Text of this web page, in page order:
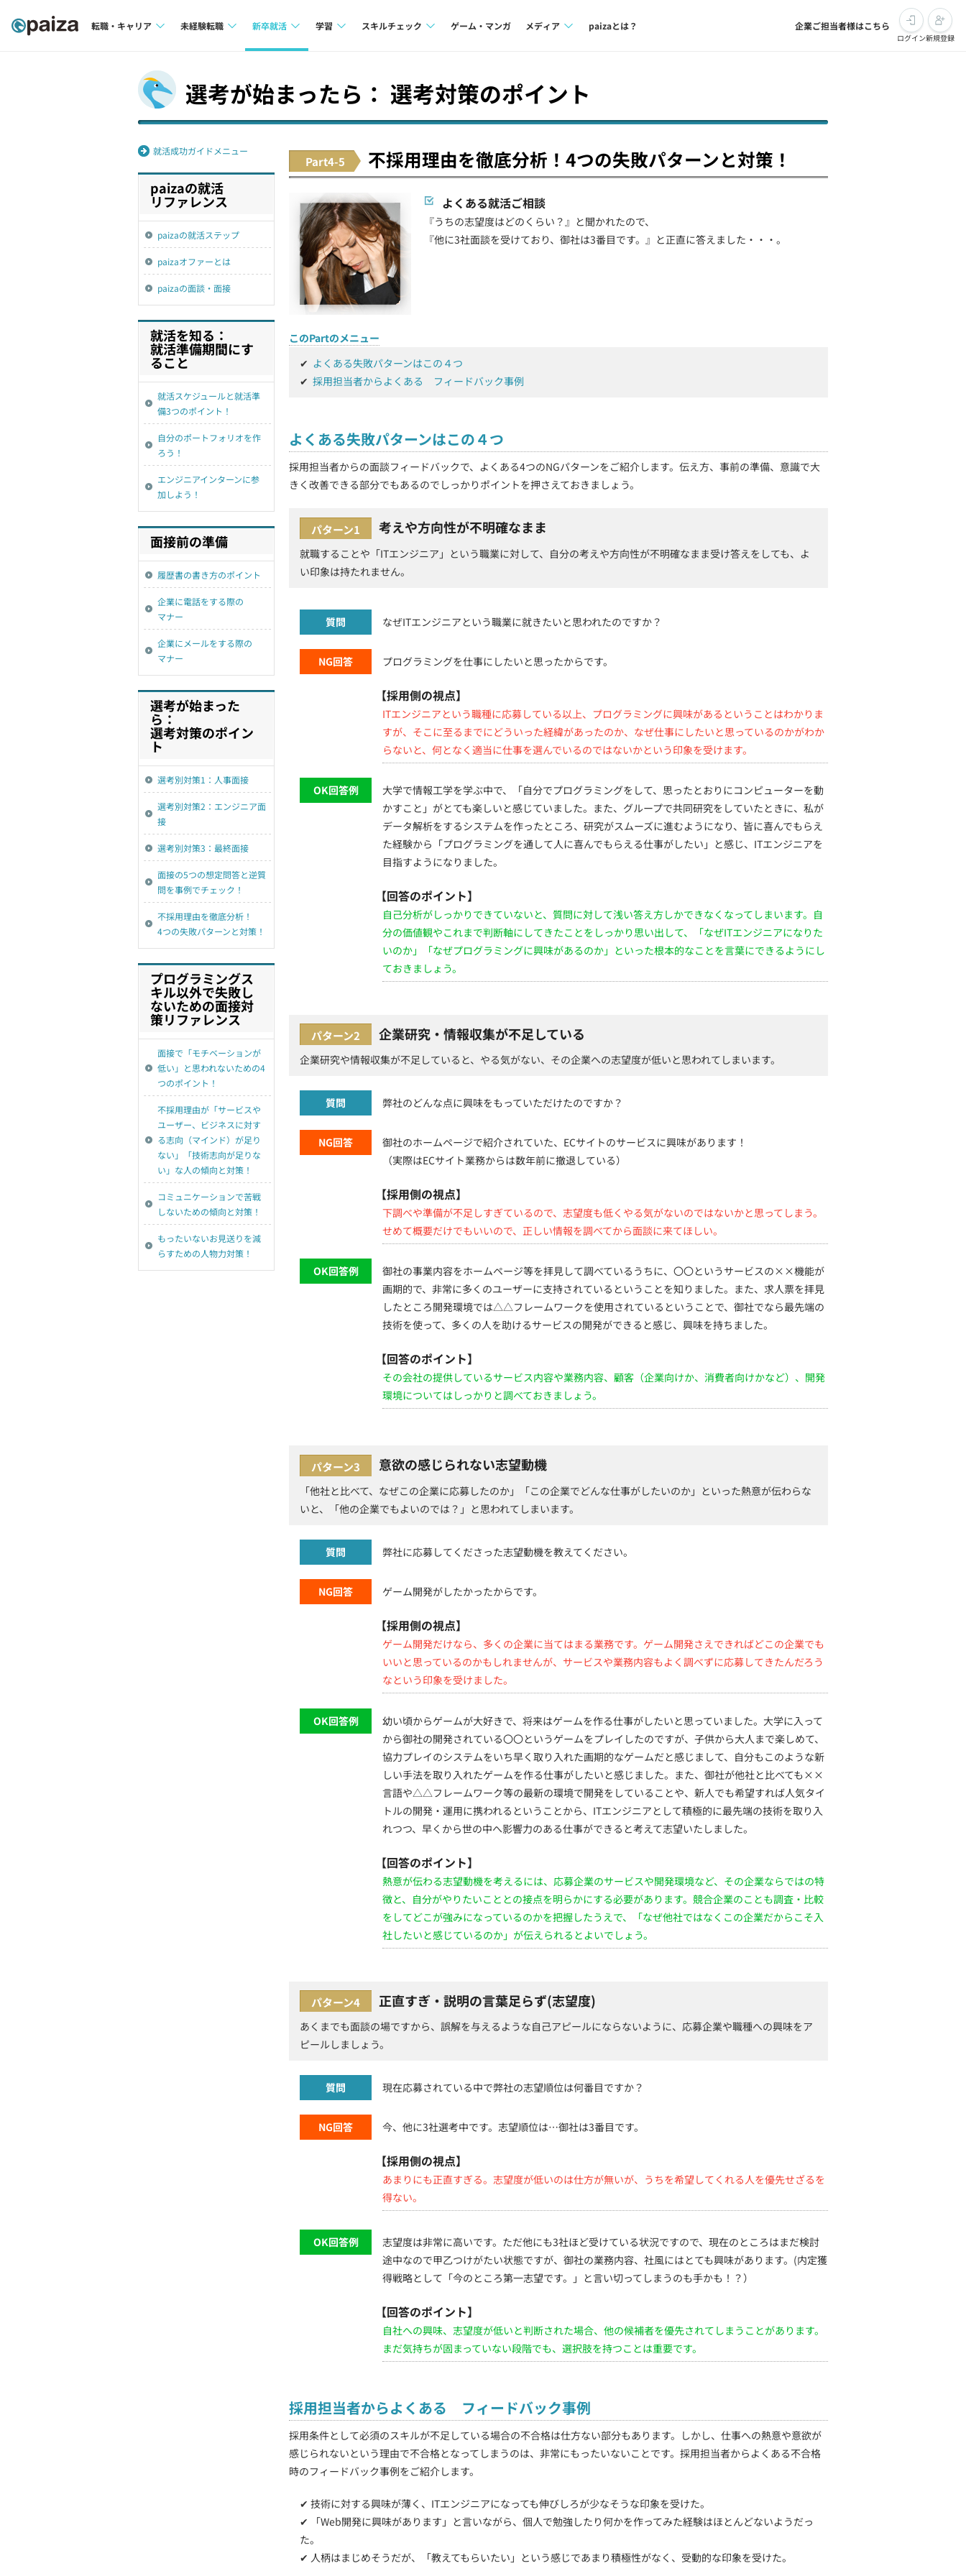
転職・キャリア
インタビュー
未経験転職
インタビュー
新卒就活
本選考
新卒エージェント
インタビュー
就活成功ガイド
学習
問題集
ナレッジ
プラン
個人向けプラン
法人向けプラン
学校向けプラン
契約内容・クーポン
スキルチェック
SQL
再チャレンジ結果一覧
ゲーム・マンガ メディア
paiza times
paizaとは？ 企業ご担当者様はこちら
ログイン新規登録
選考が始まったら： 選考対策のポイント
Part4-5 不採用理由を徹底分析！4つの失敗パターンと対策！
よくある就活ご相談
『うちの志望度はどのくらい？』と聞かれたので、
『他に3社面談を受けており、御社は3番目です。』と正直に答えました・・・。
このPartのメニュー
✔ よくある失敗パターンはこの４つ
✔ 採用担当者からよくある フィードバック事例
よくある失敗パターンはこの４つ
採用担当者からの面談フィードバックで、よくある4つのNGパターンをご紹介します。伝え方、事前の準備、意識で大
きく改善できる部分でもあるのでしっかりポイントを押さえておきましょう。
パターン1 考えや方向性が不明確なまま
就職することや「ITエンジニア」という職業に対して、自分の考えや方向性が不明確なまま受け答えをしても、よ
い印象は持たれません。
質問 なぜITエンジニアという職業に就きたいと思われたのですか？
NG回答 プログラミングを仕事にしたいと思ったからです。
【採用側の視点】
ITエンジニアという職種に応募している以上、プログラミングに興味があるということはわかりま
すが、そこに至るまでにどういった経緯があったのか、なぜ仕事にしたいと思っているのかがわか
らないと、何となく適当に仕事を選んでいるのではないかという印象を受けます。
OK回答例
大学で情報工学を学ぶ中で、「自分でプログラミングをして、思ったとおりにコンピューターを動
かすこと」がとても楽しいと感じていました。また、グループで共同研究をしていたときに、私が
データ解析をするシステムを作ったところ、研究がスムーズに進むようになり、皆に喜んでもらえ
た経験から「プログラミングを通して人に喜んでもらえる仕事がしたい」と感じ、ITエンジニアを
目指すようになりました。
【回答のポイント】
自己分析がしっかりできていないと、質問に対して浅い答え方しかできなくなってしまいます。自
分の価値観やこれまで判断軸にしてきたことをしっかり思い出して、「なぜITエンジニアになりた
いのか」「なぜプログラミングに興味があるのか」といった根本的なことを言葉にできるようにし
ておきましょう。
パターン2 企業研究・情報収集が不足している
企業研究や情報収集が不足していると、やる気がない、その企業への志望度が低いと思われてしまいます。
質問 弊社のどんな点に興味をもっていただけたのですか？
NG回答
御社のホームページで紹介されていた、ECサイトのサービスに興味があります！
（実際はECサイト業務からは数年前に撤退している）
【採用側の視点】
下調べや準備が不足しすぎているので、志望度も低くやる気がないのではないかと思ってしまう。
せめて概要だけでもいいので、正しい情報を調べてから面談に来てほしい。
OK回答例
御社の事業内容をホームページ等を拝見して調べているうちに、〇〇というサービスの××機能が
画期的で、非常に多くのユーザーに支持されているということを知りました。また、求人票を拝見
したところ開発環境では△△フレームワークを使用されているということで、御社でなら最先端の
技術を使って、多くの人を助けるサービスの開発ができると感じ、興味を持ちました。
【回答のポイント】
その会社の提供しているサービス内容や業務内容、顧客（企業向けか、消費者向けかなど）、開発
環境についてはしっかりと調べておきましょう。
パターン3 意欲の感じられない志望動機
「他社と比べて、なぜこの企業に応募したのか」「この企業でどんな仕事がしたいのか」といった熱意が伝わらな
いと、「他の企業でもよいのでは？」と思われてしまいます。
質問 弊社に応募してくださった志望動機を教えてください。
NG回答 ゲーム開発がしたかったからです。
【採用側の視点】
ゲーム開発だけなら、多くの企業に当てはまる業務です。ゲーム開発さえできればどこの企業でも
いいと思っているのかもしれませんが、サービスや業務内容もよく調べずに応募してきたんだろう
なという印象を受けました。
OK回答例
幼い頃からゲームが大好きで、将来はゲームを作る仕事がしたいと思っていました。大学に入って
から御社の開発されている〇〇というゲームをプレイしたのですが、子供から大人まで楽しめて、
協力プレイのシステムをいち早く取り入れた画期的なゲームだと感じまして、自分もこのような新
しい手法を取り入れたゲームを作る仕事がしたいと感じました。また、御社が他社と比べても××
言語や△△フレームワーク等の最新の環境で開発をしていることや、新人でも希望すれば人気タイ
トルの開発・運用に携われるということから、ITエンジニアとして積極的に最先端の技術を取り入
れつつ、早くから世の中へ影響力のある仕事ができると考えて志望いたしました。
【回答のポイント】
熱意が伝わる志望動機を考えるには、応募企業のサービスや開発環境など、その企業ならではの特
徴と、自分がやりたいこととの接点を明らかにする必要があります。競合企業のことも調査・比較
をしてどこが強みになっているのかを把握したうえで、「なぜ他社ではなくこの企業だからこそ入
社したいと感じているのか」が伝えられるとよいでしょう。
パターン4 正直すぎ・説明の言葉足らず(志望度)
あくまでも面談の場ですから、誤解を与えるような自己アピールにならないように、応募企業や職種への興味をア
ピールしましょう。
質問 現在応募されている中で弊社の志望順位は何番目ですか？
NG回答 今、他に3社選考中です。志望順位は…御社は3番目です。
【採用側の視点】
あまりにも正直すぎる。志望度が低いのは仕方が無いが、うちを希望してくれる人を優先せざるを
得ない。
OK回答例
志望度は非常に高いです。ただ他にも3社ほど受けている状況ですので、現在のところはまだ検討
途中なので甲乙つけがたい状態ですが、御社の業務内容、社風にはとても興味があります。(内定獲
得戦略として「今のところ第一志望です。」と言い切ってしまうのも手かも！？）
【回答のポイント】
自社への興味、志望度が低いと判断された場合、他の候補者を優先されてしまうことがあります。
まだ気持ちが固まっていない段階でも、選択肢を持つことは重要です。
採用担当者からよくある フィードバック事例
採用条件として必須のスキルが不足している場合の不合格は仕方ない部分もあります。しかし、仕事への熱意や意欲が
感じられないという理由で不合格となってしまうのは、非常にもったいないことです。採用担当者からよくある不合格
時のフィードバック事例をご紹介します。
✔ 技術に対する興味が薄く、ITエンジニアになっても伸びしろが少なそうな印象を受けた。
✔ 「Web開発に興味があります」と言いながら、個人で勉強したり何かを作ってみた経験はほとんどないようだっ
た。
✔ 人柄はまじめそうだが、「教えてもらいたい」という感じであまり積極性がなく、受動的な印象を受けた。
就活成功ガイドメニュー
paizaの就活
リファレンス
paizaの就活ステップ
paizaオファーとは
paizaの面談・面接
就活を知る：
就活準備期間にす
ること
就活スケジュールと就活準
備3つのポイント！
自分のポートフォリオを作
ろう！
エンジニアインターンに参
加しよう！
面接前の準備
履歴書の書き方のポイント
企業に電話をする際の
マナー
企業にメールをする際の
マナー
選考が始まった
ら：
選考対策のポイン
ト
選考別対策1：人事面接
選考別対策2：エンジニア面
接
選考別対策3：最終面接
面接の5つの想定問答と逆質
問を事例でチェック！
不採用理由を徹底分析！
4つの失敗パターンと対策！
プログラミングス
キル以外で失敗し
ないための面接対
策リファレンス
面接で「モチベーションが
低い」と思われないための4
つのポイント！
不採用理由が「サービスや
ユーザー、ビジネスに対す
る志向（マインド）が足り
ない」「技術志向が足りな
い」な人の傾向と対策！
コミュニケーションで苦戦
しないための傾向と対策！
もったいないお見送りを減
らすための人物力対策！